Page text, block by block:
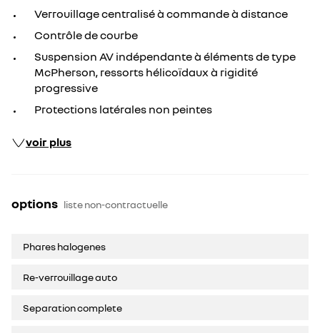
Verrouillage centralisé à commande à distance
Contrôle de courbe
Suspension AV indépendante à éléments de type
McPherson, ressorts hélicoïdaux à rigidité
progressive
Protections latérales non peintes
voir plus
options liste non-contractuelle
Phares halogenes
Re-verrouillage auto
Separation complete